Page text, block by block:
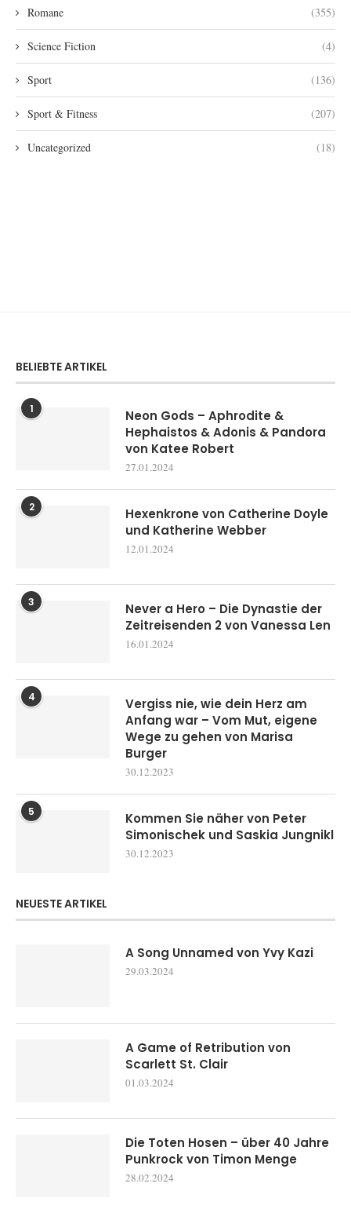
Romane (355)
Science Fiction (4)
Sport (136)
Sport & Fitness (207)
Uncategorized (18)
BELIEBTE ARTIKEL
1
Neon Gods – Aphrodite &
Hephaistos & Adonis & Pandora
von Katee Robert
27.01.2024
2
Hexenkrone von Catherine Doyle
und Katherine Webber
12.01.2024
3
Never a Hero – Die Dynastie der
Zeitreisenden 2 von Vanessa Len
16.01.2024
4
Vergiss nie, wie dein Herz am
Anfang war – Vom Mut, eigene
Wege zu gehen von Marisa
Burger
30.12.2023
5
Kommen Sie näher von Peter
Simonischek und Saskia Jungnikl
30.12.2023
NEUESTE ARTIKEL
A Song Unnamed von Yvy Kazi
29.03.2024
A Game of Retribution von
Scarlett St. Clair
01.03.2024
Die Toten Hosen – über 40 Jahre
Punkrock von Timon Menge
28.02.2024